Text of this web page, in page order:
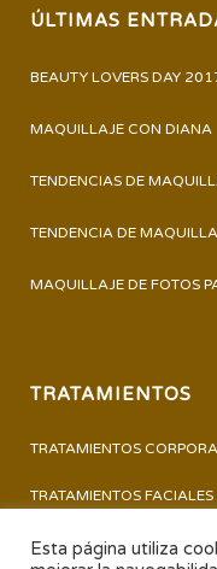
ÚLTIMAS
BEAUTY LOVERS DAY
MAQUILLAJE CON DIANA
TENDENCIAS DE
TENDENCIA DE
MAQUILLAJE DE FOTOS
TRATAMIENTOS
TRATAMIENTOS
TRATAMIENTOS FACIALES
PERMANENTE Y TINTE DE
Esta página utiliza